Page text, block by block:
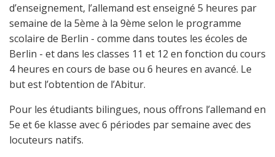
d’enseignement, l’allemand est enseigné 5 heures par
semaine de la 5ème à la 9ème selon le programme
scolaire de Berlin - comme dans toutes les écoles de
Berlin - et dans les classes 11 et 12 en fonction du cours
4 heures en cours de base ou 6 heures en avancé. Le
but est l’obtention de l’Abitur.
Pour les étudiants bilingues, nous offrons l’allemand en
5e et 6e klasse avec 6 périodes par semaine avec des
locuteurs natifs.